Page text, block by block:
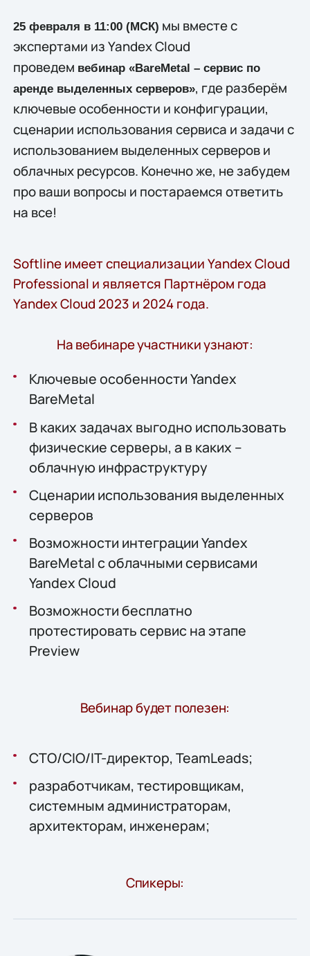
25 февраля в 11:00 (МСК) мы вместе с
экспертами из Yandex Cloud
проведем вебинар «BareMetal – сервис по
аренде выделенных серверов», где разберём
ключевые особенности и конфигурации,
сценарии использования сервиса и задачи с
использованием выделенных серверов и
облачных ресурсов. Конечно же, не забудем
про ваши вопросы и постараемся ответить
на все!
Softline имеет специализации Yandex Cloud
Professional и является Партнёром года
Yandex Cloud 2023 и 2024 года.
На вебинаре участники узнают:
Ключевые особенности Yandex
BareMetal
В каких задачах выгодно использовать
физические серверы, а в каких –
облачную инфраструктуру
Сценарии использования выделенных
серверов
Возможности интеграции Yandex
BareMetal с облачными сервисами
Yandex Cloud
Возможности бесплатно
протестировать сервис на этапе
Preview
Вебинар будет полезен:
CTO/CIO/IT-директор, TeamLeads;
разработчикам, тестировщикам,
системным администраторам,
архитекторам, инженерам;
Спикеры: